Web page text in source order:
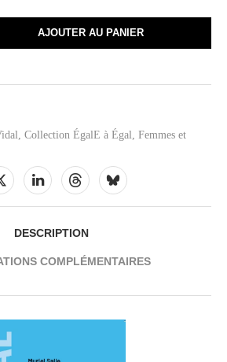
AJOUTER AU PANIER
Collection ÉgalE à Égal
Femmes et
DESCRIPTION
COMPLÉMENTAIRES